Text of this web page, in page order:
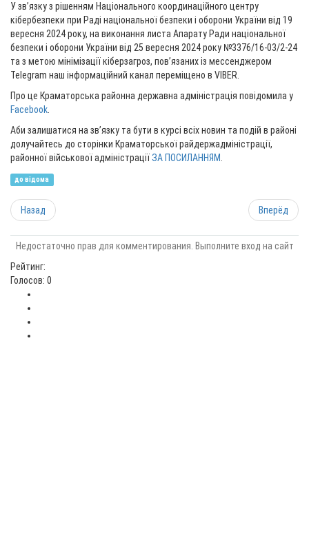
У зв’язку з рішенням Національного координаційного центру
кібербезпеки при Раді національної безпеки і оборони України від 19
вересня 2024 року, на виконання листа Апарату Ради національної
безпеки і оборони України від 25 вересня 2024 року №3376/16-03/2-24
та з метою мінімізації кіберзагроз, пов’язаних із мессенджером
Telegram наш інформаційний канал переміщено в VIBER.
Про це Краматорська районна державна адміністрація повідомила у
Facebook
Аби залишатися на звʼязку та бути в курсі всіх новин та подій в районі
долучайтесь до сторінки Краматорської райдержадміністрації,
районної військової адміністраціїЗА ПОСИЛАННЯМ
до відома
Назад Вперёд
Недостаточно прав для комментирования. Выполните вход на сайт
Рейтинг:
Голосов: 0